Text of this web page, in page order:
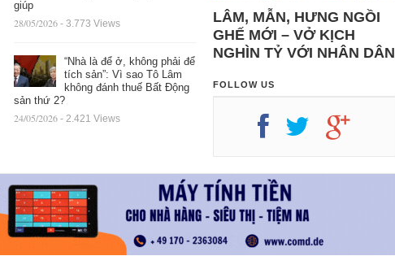
giúp
28/05/2026 - 3.773 Views
“Nhà là để ở, không phải để
tích sản”: Vì sao Tô Lâm
không đánh thuế Bất Động
sản thứ 2?
24/05/2026 - 2.421 Views
LÂM, MẪN, HƯNG NGỒI
GHẾ MỚI – VỞ KỊCH
NGHÌN TỶ VỚI NHÂN DÂN
FOLLOW US